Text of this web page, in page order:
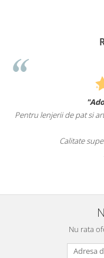
Pentru lenjerii de pat si
Calitate
Nu rata